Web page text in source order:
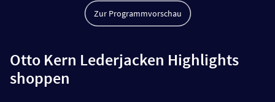
Zur Programmvorschau
Otto Kern Lederjacken Highlights
shoppen